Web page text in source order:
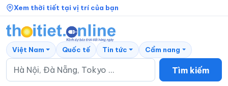
Xem thời tiết tại vị trí của bạn
Tìm kiếm
Việt Nam Quốc tế Tin tức Cẩm nang